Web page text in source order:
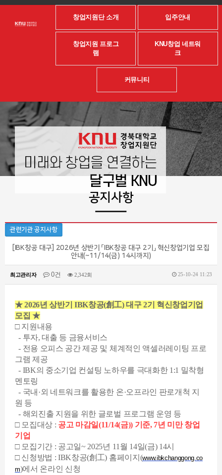
창업지원단 소개 입주안내
창업지원 프로그
램
KNU창업 네트워
크
커뮤니티
공지사항
관련기관 공지사항
[IBK창공 대구] 2026년 상반기 「IBK창공 대구 2기」 혁신창업기업 모집
안내(~11/14(금) 14시까지)
최고관리자 0건 2,342회 25-10-24 11:23
★ 2026년 상반기 IBK창공(創工) 대구 2기 혁신창업기업
모집★
□ 지원내용
- 투자, 대출 등 금융서비스
- 전용 오피스 공간 제공 및 체계적인 액셀러레이팅 프로
그램 제공
- IBK의 중소기업 컨설팅 노하우를 극대화한 1:1 밀착형
멘토링
- 국내·외 네트워크를 활용한 온·오프라인 판로개척 지
원 등
- 해외진출 지원을 위한 글로벌 프로그램 운영 등
□ 모집대상 : 공고 마감일(11/14(금)) 기준, 7년 미만 창업
기업
□ 모집기간 : 공고일~ 2025년 11월 14일(금) 14시
□ 신청방법 :IBK창공(創工) 홈페이지(www.ibkchanggong.co
m)에서 온라인 신청